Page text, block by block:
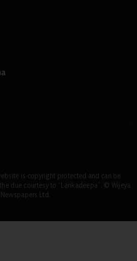
is copyright protected and can be
due courtesy to “Lankadeepa”. © Wijeya
Newspapers Ltd.